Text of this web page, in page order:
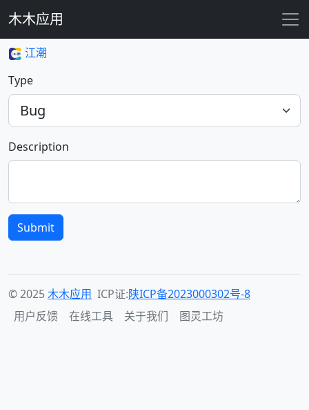
木木应用
江潮
Type
Description
Submit
© 2025木木应用 ICP证:陕ICP备2023000302号-8
用户反馈
在线工具 关于我们 图灵工坊